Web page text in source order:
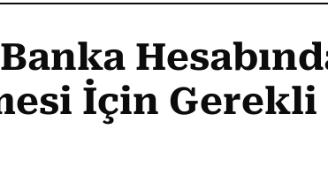
İçin Gerekli